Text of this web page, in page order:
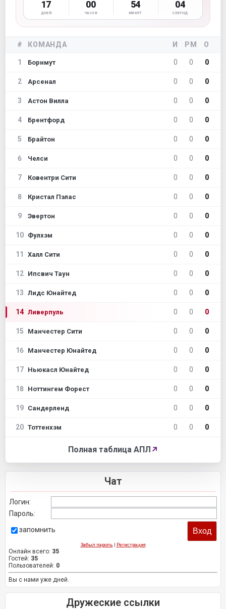
17
ДНЕЙ
00
ЧАСОВ
54
МИНУТ
03
СЕКУНД
# КОМАНДА И РМ О
1 Борнмут 0 0 0
2 Арсенал 0 0 0
3 Астон Вилла 0 0 0
4 Брентфорд 0 0 0
5 Брайтон 0 0 0
6 Челси 0 0 0
7 Ковентри Сити 0 0 0
8 Кристал Пэлас 0 0 0
9 Эвертон 0 0 0
10 Фулхэм 0 0 0
11 Халл Сити 0 0 0
12 Ипсвич Таун 0 0 0
13 Лидс Юнайтед 0 0 0
14 Ливерпуль 0 0 0
15 Манчестер Сити 0 0 0
16 Манчестер Юнайтед 0 0 0
17 Ньюкасл Юнайтед 0 0 0
18 Ноттингем Форест 0 0 0
19 Сандерленд 0 0 0
20 Тоттенхэм 0 0 0
Полная таблица АПЛ ↗
Чат
Логин:
Пароль:
запомнить
Забыл пароль | Регистрация
Онлайн всего: 35
Гостей: 35
Пользователей: 0
Вы с нами уже дней.
Дружеские ссылки